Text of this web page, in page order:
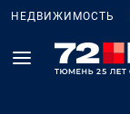
НЕДВИЖИМОСТЬ